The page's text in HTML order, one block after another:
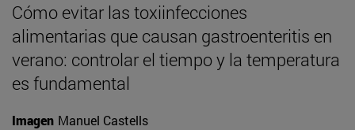
Cómo evitar las toxiinfecciones
alimentarias que causan gastroenteritis en
verano: controlar el tiempo y la temperatura
es fundamental
Imagen Manuel Castells